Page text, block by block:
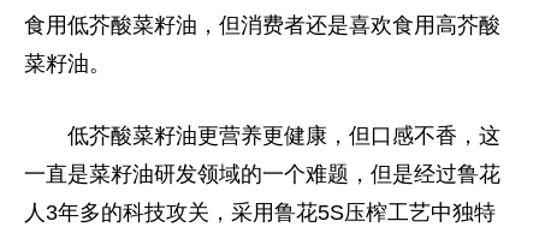
食用低芥酸菜籽油，但消费者还是喜欢食用高芥酸
菜籽油。
低芥酸菜籽油更营养更健康，但口感不香，这
一直是菜籽油研发领域的一个难题，但是经过鲁花
人3年多的科技攻关，采用鲁花5S压榨工艺中独特